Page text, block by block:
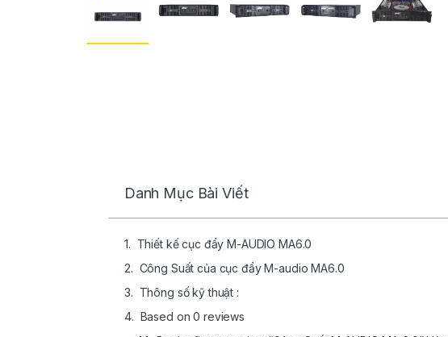
Danh Mục Bài Viết
Thiết kế cục đẩy M-AUDIO MA6.0
Công Suất của cục đẩy M-audio MA6.0
Thông số kỹ thuật :
Based on 0 reviews